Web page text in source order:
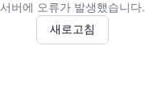
서버에 오류가 발생했습니다.
새로고침